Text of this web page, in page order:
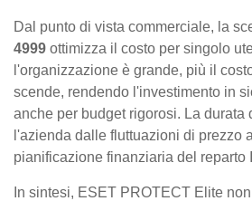
Dal punto di vista commerciale, la
4999 ottimizza il costo per singolo
l'organizzazione è grande, più il
scende, rendendo l'investimento in
anche per budget rigorosi. La durata
l'azienda dalle fluttuazioni di prezzo
pianificazione finanziaria del reparto
In sintesi, ESET PROTECT Elite